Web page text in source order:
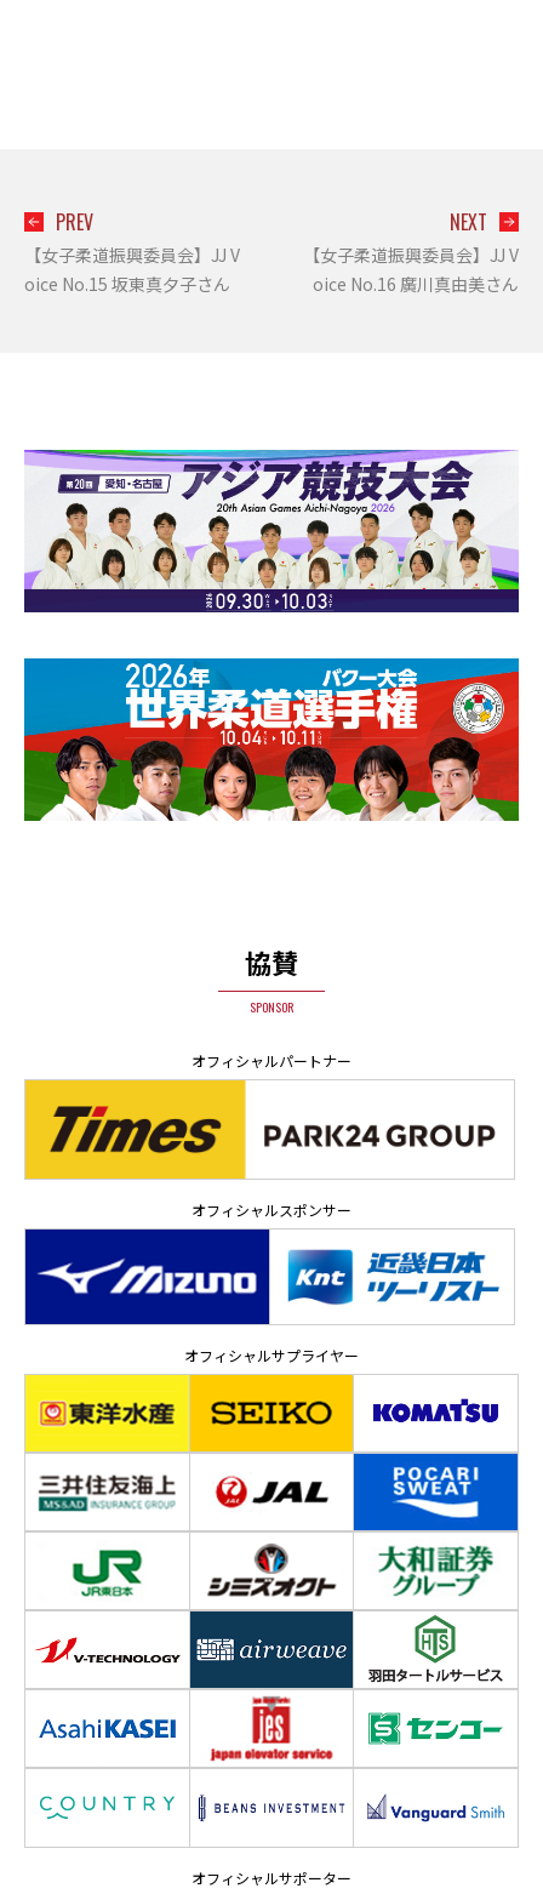
PREV
【女子柔道振興委員会】JJ V
oice No.15 坂東真夕子さん
NEXT
【女子柔道振興委員会】JJ V
oice No.16 廣川真由美さん
協賛
SPONSOR
オフィシャルパートナー
オフィシャルスポンサー
オフィシャルサプライヤー
オフィシャルサポーター